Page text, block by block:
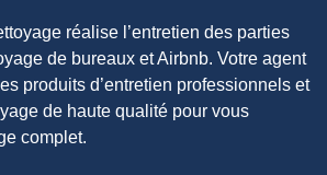
réalise l’entretien des parties
de bureaux et Airbnb. Votre agent
produits d’entretien professionnels et
de haute qualité pour vous
complet.